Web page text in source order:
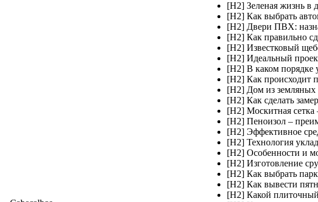
[H2] Зеленая жизнь в
[H2] Как выбрать
[H2] Двери ПВХ:
[H2] Как правильно
[H2] Известковый
[H2] Идеальный
[H2] В каком порядке
[H2] Как происходит
[H2] Дом из земляных
[H2] Как сделать
[H2] Москитная сетка
[H2] Пеноизол –
[H2] Эффективное
[H2] Технология
[H2] Особенности и
[H2] Изготовление
[H2] Как выбрать
[H2] Как вывести
[H2] Какой